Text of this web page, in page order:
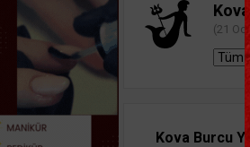
(21
Kova Burcu